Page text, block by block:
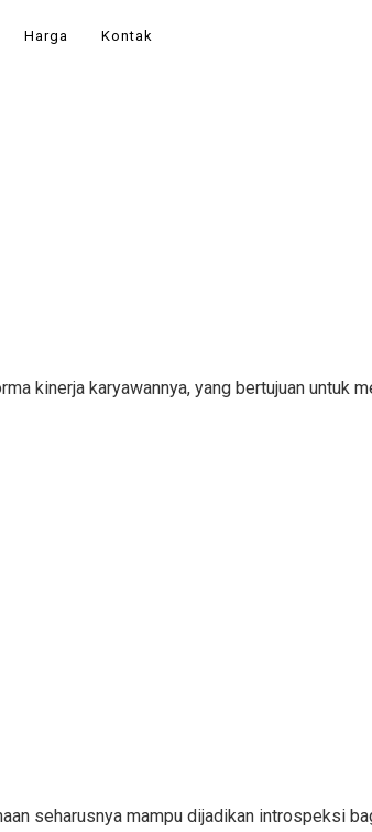
Harga Kontak
kinerja karyawannya, yang bertujuan untuk
seharusnya mampu dijadikan introspeksi